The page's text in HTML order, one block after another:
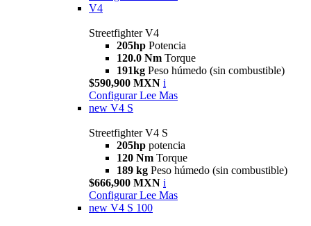
V4
Streetfighter V4
205hp Potencia
120.0 Nm Torque
191kg Peso húmedo (sin combustible)
$590,900 MXN i
Configurar Lee Mas
new V4 S
Streetfighter V4 S
205hp potencia
120 Nm Torque
189 kg Peso húmedo (sin combustible)
$666,900 MXN i
Configurar Lee Mas
new V4 S 100